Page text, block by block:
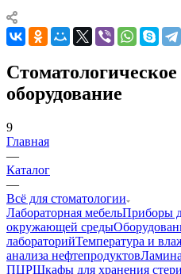
оборудование
9
Главная
—
Каталог
—
Всё для стоматологии
Лабораторная мебельПриборы
окружающей среды
лабораторийТемпература и
анализа нефтепродуктов
ПЦРШкафы для хранения